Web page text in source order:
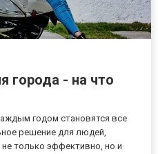
города - на что
годом становятся все
решение для людей,
только эффективно, но и